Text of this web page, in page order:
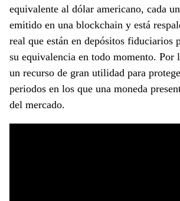
equivalente al dólar americano, cada
emitido en una blockchain y está
real que están en depósitos fiduciarios
su equivalencia en todo momento. Por
un recurso de gran utilidad para
periodos en los que una moneda
del mercado.